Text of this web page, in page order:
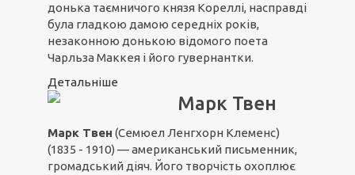
донька таємничого князя Кореллі, насправді
була гладкою дамою середніх років,
незаконною донькою відомого поета
Чарльза Маккея і його гувернантки.
Детальніше
Марк Твен
Марк Твен (Семюел Ленгхорн Клеменс)
(1835 - 1910) — американський письменник,
громадський діяч. Його творчість охоплює